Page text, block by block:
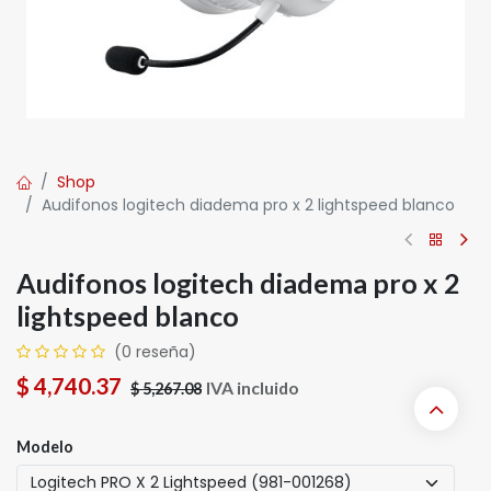
Shop
Audifonos logitech diadema pro x 2 lightspeed blanco
Audifonos logitech diadema pro x 2
lightspeed blanco
(0 reseña)
$ 4,740.37 $5,267.08 IVA incluido
Modelo